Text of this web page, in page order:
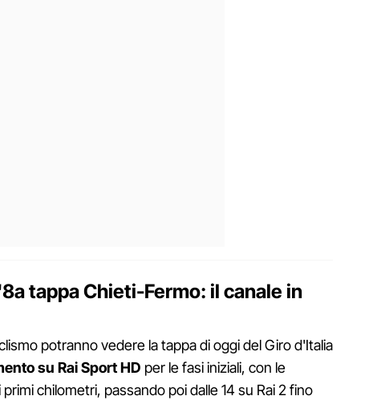
tappa Chieti-Fermo: il canale in
potranno vedere la tappa di oggi del Giro d'Italia
su Rai Sport HD per le fasi iniziali, con le
chilometri, passando poi dalle 14 su Rai 2 fino